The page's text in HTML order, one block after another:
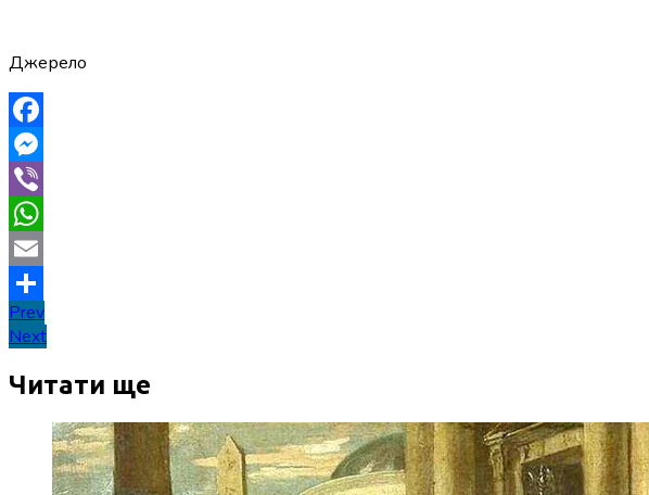
Джерело
Facebook
Messenger
Viber
WhatsApp
Email
Поділитися
Навігація
записів
Prev
Next
Читати ще